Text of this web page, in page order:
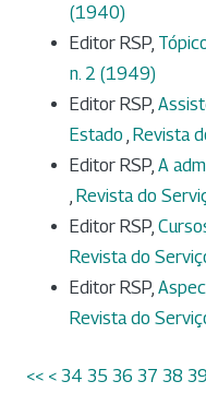
(1940)
Editor RSP,
n. 2 (1949)
Editor RSP,
Estado Revista
Editor RSP, A
Revista do
Editor RSP,
Revista do
Editor RSP,
Revista do
<< < 34 35 36 37 38 39